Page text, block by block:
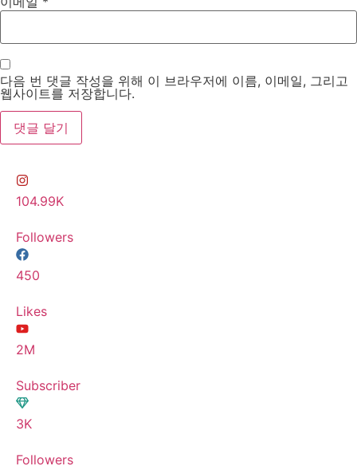
다음 번 댓글 작성을 위해 이 브라우저에 이름, 이메일, 그리고
웹사이트를 저장합니다.
104.99K
Followers
450
Likes
2M
Subscriber
3K
Followers